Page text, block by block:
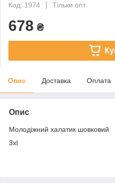
Код: 1974
Тільки опт
678 ₴
Опис Доставка Оплата
Опис
Молодіжний халатик шовковий
3хl